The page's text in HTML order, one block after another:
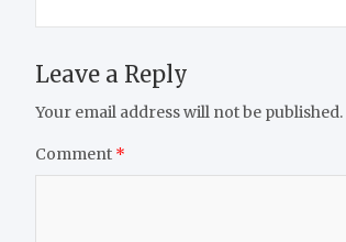
Leave a Reply
Your email address will not be published.
Comment *